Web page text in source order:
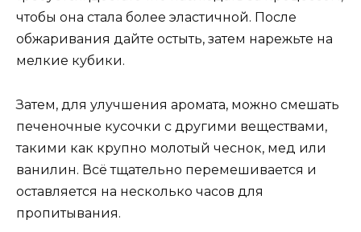
чтобы она стала более эластичной. После
обжаривания дайте остыть, затем нарежьте на
мелкие кубики.
Затем, для улучшения аромата, можно смешать
печеночные кусочки с другими веществами,
такими как крупно молотый чеснок, мед или
ванилин. Всё тщательно перемешивается и
оставляется на несколько часов для
пропитывания.